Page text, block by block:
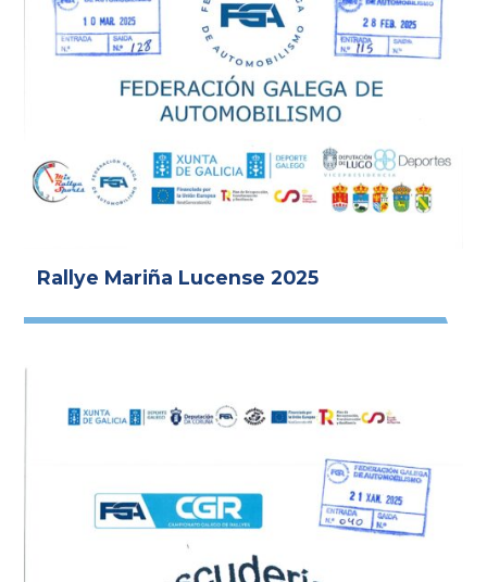
Rallye Mariña Lucense 2025